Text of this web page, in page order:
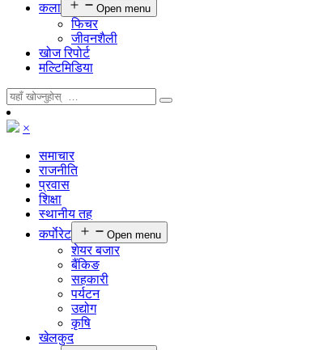
कला
Open menu
फिचर
जीवनशैली
खोज रिपोर्ट
मल्टिमिडिया
×
समाचार
राजनीति
प्रवास
शिक्षा
स्थानीय तह
कर्पाेरेट
Open menu
शेयर बजार
बैंकिङ
सहकारी
पर्यटन
उद्योग
कृषि
खेलकुद